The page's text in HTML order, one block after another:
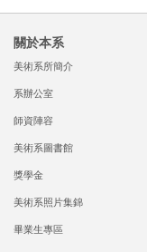
關於本系
美術系所簡介
系辦公室
師資陣容
美術系圖書館
獎學金
美術系照片集錦
畢業生專區